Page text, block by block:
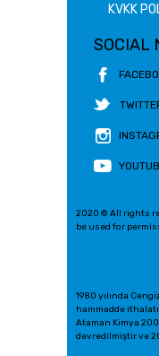
KVKK
SOCIAL
2020 © All rights
be used for
1980 yılında
hammadde
Ataman Kimya
devredilmiştir ve